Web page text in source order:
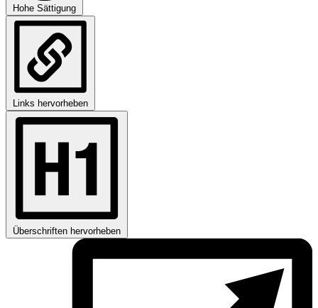
Hohe Sättigung
Links hervorheben
Überschriften hervorheben